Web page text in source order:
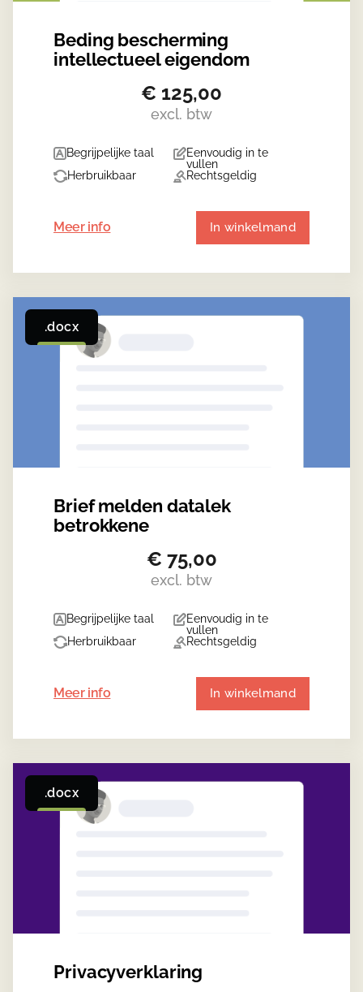
Beding bescherming
intellectueel eigendom
€ 125,00
excl. btw
Begrijpelijke taal
Eenvoudig in te
vullen
Herbruikbaar
Rechtsgeldig
Meer info In winkelmand
.docx
Brief melden datalek
betrokkene
€ 75,00
excl. btw
Begrijpelijke taal
Eenvoudig in te
vullen
Herbruikbaar
Rechtsgeldig
Meer info In winkelmand
.docx
Privacyverklaring